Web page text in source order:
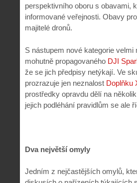
perspektivního oboru s obavami,
informované veřejnosti. Obavy
majitelé dronů.
S nástupem nové kategorie
mohutně propagovaného DJI
že se jich předpisy netýkají. Ve
prozrazuje jen neznalost Doplňku
prostředky opravdu dělí na
jejich podléhání pravidlům se ale
Dva největší omyly
Jedním z nejčastějších omylů,